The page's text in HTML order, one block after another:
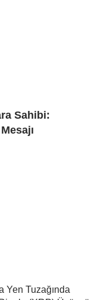
Sahibi:
Yen Tuzağında